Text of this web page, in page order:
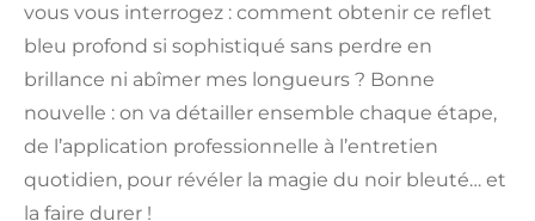
vous vous interrogez : comment obtenir ce reflet
bleu profond si sophistiqué sans perdre en
brillance ni abîmer mes longueurs ? Bonne
nouvelle : on va détailler ensemble chaque étape,
de l’application professionnelle à l’entretien
quotidien, pour révéler la magie du noir bleuté… et
la faire durer !